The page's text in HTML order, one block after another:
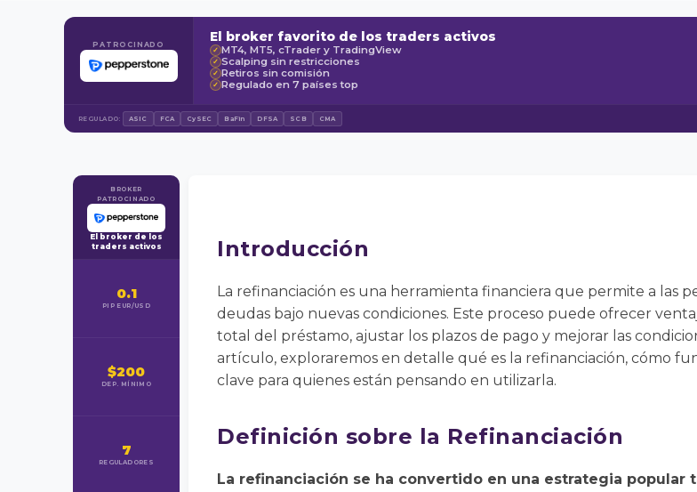
PATROCINADO El broker favorito de los traders activos
✓ MT4, MT5, cTrader y TradingView
✓ Scalping sin restricciones
✓ Retiros sin comisión
✓ Regulado en 7 países top
REGULADO: ASIC FCA CySEC BaFin DFSA SCB CMA
BROKER
PATROCINADO
El broker de los
traders activos
0.1
PIP EUR/USD
$200
DEP. MÍNIMO
7
REGULADORES
Introducción
La refinanciación es una herramienta financiera que permite a las
deudas bajo nuevas condiciones. Este proceso puede ofrecer
total del préstamo, ajustar los plazos de pago y mejorar las
artículo, exploraremos en detalle qué es la refinanciación, cómo
clave para quienes están pensando en utilizarla.
Definición sobre la Refinanciación
La refinanciación se ha convertido en una estrategia popular